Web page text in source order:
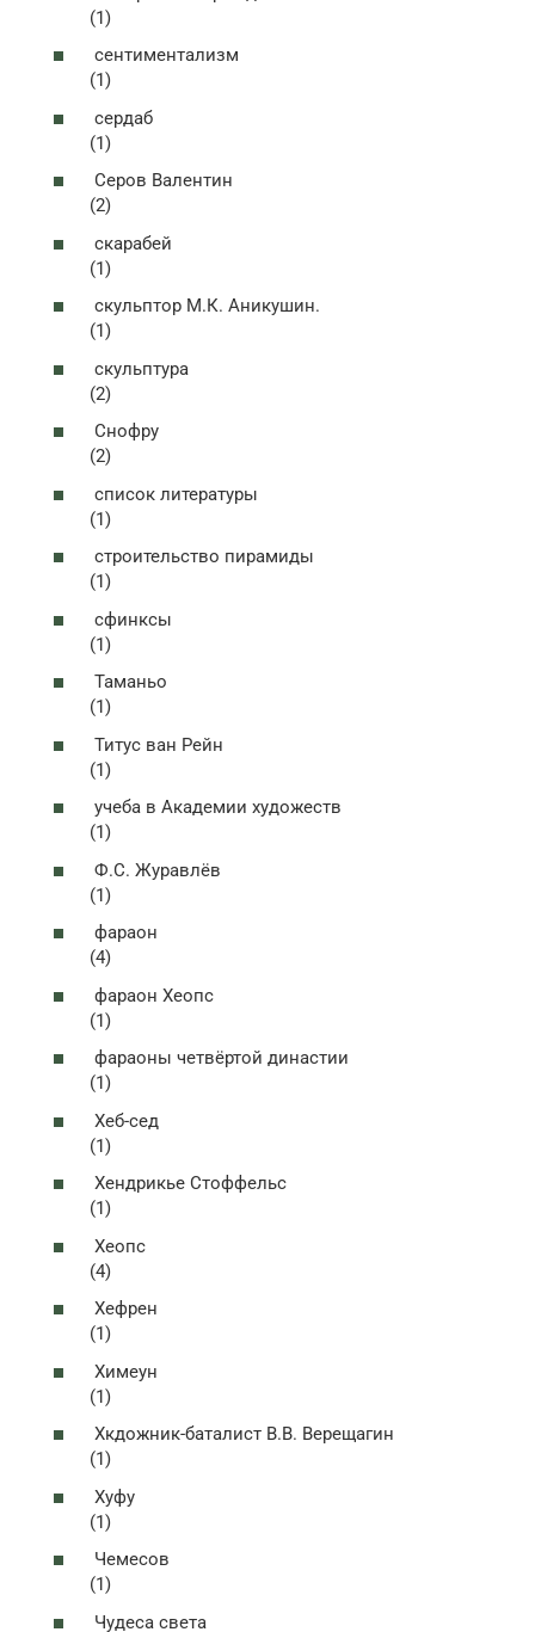
(1)
сентиментализм
(1)
сердаб
(1)
Серов Валентин
(2)
скарабей
(1)
скульптор М.К. Аникушин.
(1)
скульптура
(2)
Снофру
(2)
список литературы
(1)
строительство пирамиды
(1)
сфинксы
(1)
Таманьо
(1)
Титус ван Рейн
(1)
учеба в Академии художеств
(1)
Ф.С. Журавлёв
(1)
фараон
(4)
фараон Хеопс
(1)
фараоны четвёртой династии
(1)
Хеб-сед
(1)
Хендрикье Стоффельс
(1)
Хеопс
(4)
Хефрен
(1)
Химеун
(1)
Хкдожник-баталист В.В. Верещагин
(1)
Хуфу
(1)
Чемесов
(1)
Чудеса света